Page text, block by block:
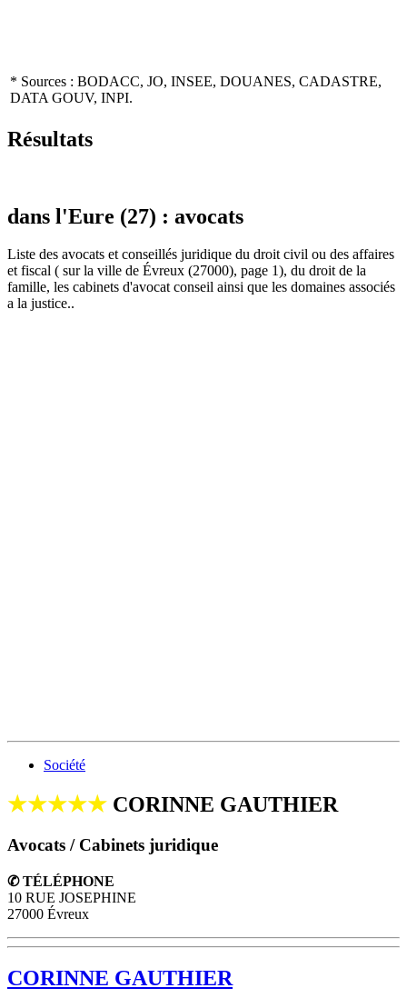
* Sources : BODACC, JO, INSEE, DOUANES, CADASTRE,
DATA GOUV, INPI.
Résultats
dans l'Eure (27) : avocats
Liste des avocats et conseillés juridique du droit civil ou des affaires
et fiscal ( sur la ville de Évreux (27000), page 1), du droit de la
famille, les cabinets d'avocat conseil ainsi que les domaines associés
a la justice..
Société
★★★★★ CORINNE GAUTHIER
Avocats / Cabinets juridique
✆ TÉLÉPHONE
10 RUE JOSEPHINE
27000 Évreux
CORINNE GAUTHIER